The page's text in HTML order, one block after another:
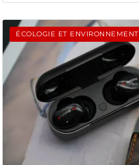
ÉCOLOGIE ET ENVIRONNEMENT